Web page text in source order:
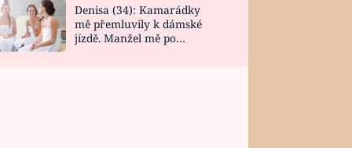
Denisa (34): Kamarádky
mě přemluvily k dámské
jízdě. Manžel mě po